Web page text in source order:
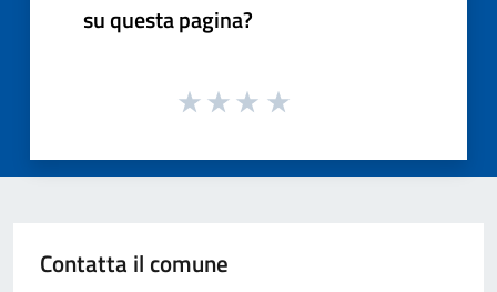
su questa pagina?
Contatta il comune